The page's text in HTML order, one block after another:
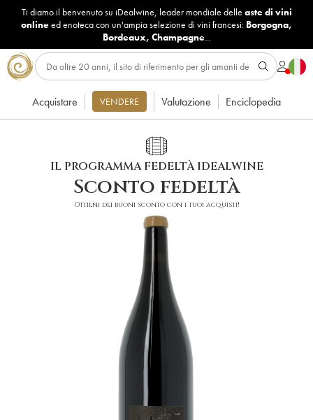
Ti diamo il benvenuto su iDealwine, leader mondiale delle aste di vini
onlineed enoteca con un'ampia selezione di vini francesi: Borgogna,
Bordeaux, Champagne...
Acquistare VENDERE Valutazione Enciclopedia
IL PROGRAMMA FEDELTÀ IDEALWINE
Sconto fedeltà
Ottieni dei buoni sconto con i tuoi acquisti!